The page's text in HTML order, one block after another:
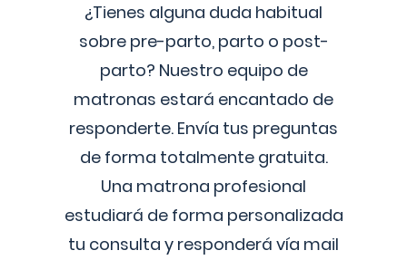
¿Tienes alguna duda habitual
sobre pre-parto, parto o post-
parto? Nuestro equipo de
matronas estará encantado de
responderte. Envía tus preguntas
de forma totalmente gratuita.
Una matrona profesional
estudiará de forma personalizada
tu consulta y responderá vía mail